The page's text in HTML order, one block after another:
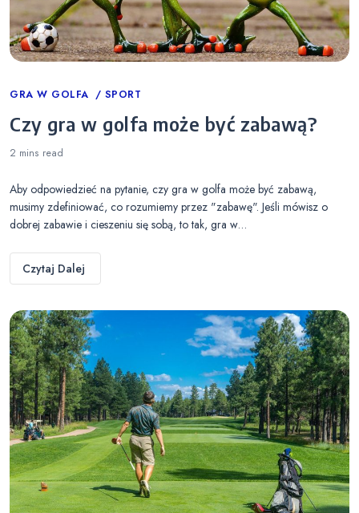
Categories
GRA W GOLFA SPORT
Czy gra w golfa może być zabawą?
2 mins read
Aby odpowiedzieć na pytanie, czy gra w golfa może być zabawą,
musimy zdefiniować, co rozumiemy przez "zabawę". Jeśli mówisz o
dobrej zabawie i cieszeniu się sobą, to tak, gra w…
Czytaj Dalej